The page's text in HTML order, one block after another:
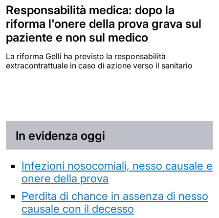
Responsabilità medica: dopo la
riforma l'onere della prova grava sul
paziente e non sul medico
La riforma Gelli ha previsto la responsabilità
extracontrattuale in caso di azione verso il sanitario
In evidenza oggi
Infezioni nosocomiali, nesso causale e
onere della prova
Perdita di chance in assenza di nesso
causale con il decesso